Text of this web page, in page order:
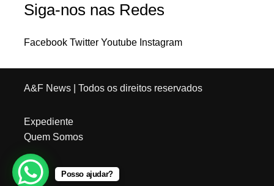
Siga-nos nas Redes
Facebook Twitter Youtube Instagram
A&F News| Todos os direitos reservados
Expediente
Quem Somos
Posso ajudar?